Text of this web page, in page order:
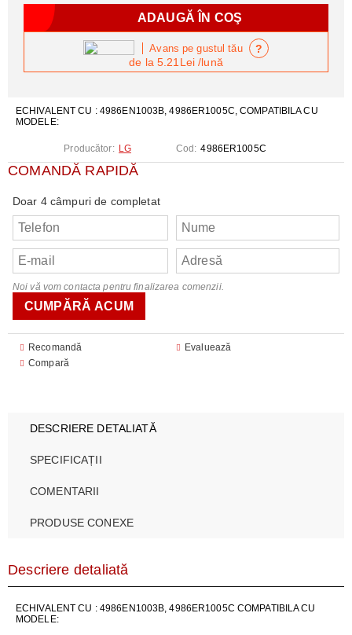
ECHIVALENT CU : 4986EN1003B, 4986ER1005C, COMPATIBILA CU
MODELE:
Producător: LG Cod: 4986ER1005C
COMANDĂ RAPIDĂ
Doar 4 câmpuri de completat
Noi vă vom contacta pentru finalizarea comenzii.
Recomandă
Evaluează
Compară
de la 5.21Lei/lună
Avans pe gustul tău ?
DESCRIERE DETALIATĂ
SPECIFICAȚII
COMENTARII
PRODUSE CONEXE
Descriere detaliată
ECHIVALENT CU : 4986EN1003B, 4986ER1005C COMPATIBILA CU
MODELE: